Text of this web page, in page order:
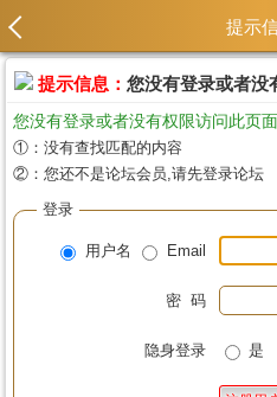
提示
提示信息： 您没有登录或者没
您没有登录或者没有权限访问此页
①：没有查找匹配的内容
②：您还不是论坛会员,请先登录论坛
登录
用户名 Email
密 码
隐身登录 是